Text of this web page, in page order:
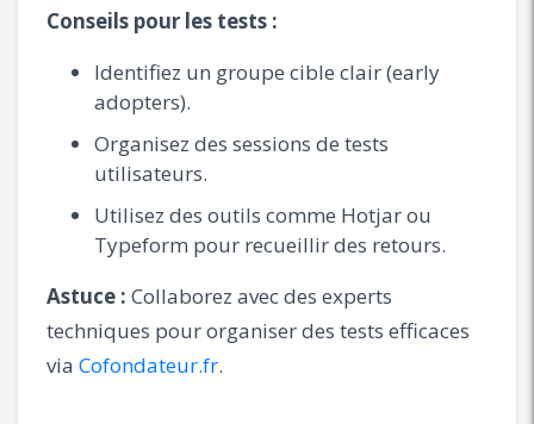
Conseils pour les tests :
Identifiez un groupe cible clair (early
adopters).
Organisez des sessions de tests
utilisateurs.
Utilisez des outils comme Hotjar ou
Typeform pour recueillir des retours.
Astuce : Collaborez avec des experts
techniques pour organiser des tests efficaces
via Cofondateur.fr.